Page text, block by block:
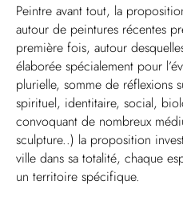
Peintre avant tout, la
autour de peintures récentes
première fois, autour
élaborée spécialement pour
plurielle, somme de réflexions
spirituel, identitaire, social,
convoquant de nombreux
sculpture..) la proposition
ville dans sa totalité, chaque
un territoire spécifique.